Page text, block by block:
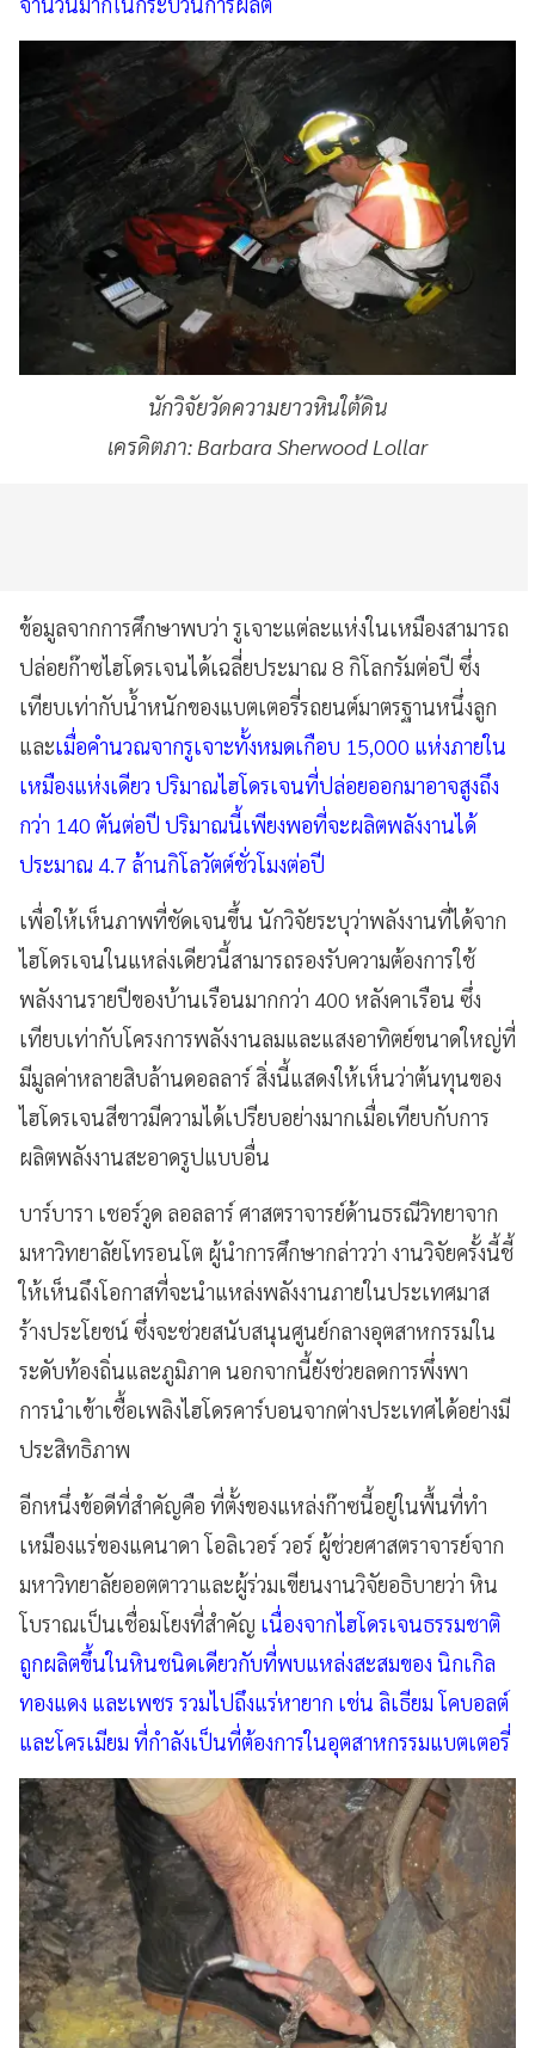
นักวิจัยวัดความยาวหินใต้ดิน
เครดิตภา: Barbara Sherwood Lollar
ข้อมูลจากการศึกษาพบว่า รูเจาะแต่ละแห่งในเหมืองสามารถ
ปล่อยก๊าซไฮโดรเจนได้เฉลี่ยประมาณ 8 กิโลกรัมต่อปี ซึ่ง
เทียบเท่ากับน้ำหนักของแบตเตอรี่รถยนต์มาตรฐานหนึ่งลูก
และเมื่อคำนวณจากรูเจาะทั้งหมดเกือบ 15,000 แห่งภายใน
เหมืองแห่งเดียว ปริมาณไฮโดรเจนที่ปล่อยออกมาอาจสูงถึง
กว่า 140 ตันต่อปี ปริมาณนี้เพียงพอที่จะผลิตพลังงานได้
ประมาณ 4.7 ล้านกิโลวัตต์ชั่วโมงต่อปี
เพื่อให้เห็นภาพที่ชัดเจนขึ้น นักวิจัยระบุว่าพลังงานที่ได้จาก
ไฮโดรเจนในแหล่งเดียวนี้สามารถรองรับความต้องการใช้
พลังงานรายปีของบ้านเรือนมากกว่า 400 หลังคาเรือน ซึ่ง
เทียบเท่ากับโครงการพลังงานลมและแสงอาทิตย์ขนาดใหญ่ที่
มีมูลค่าหลายสิบล้านดอลลาร์ สิ่งนี้แสดงให้เห็นว่าต้นทุนของ
ไฮโดรเจนสีขาวมีความได้เปรียบอย่างมากเมื่อเทียบกับการ
ผลิตพลังงานสะอาดรูปแบบอื่น
บาร์บารา เชอร์วูด ลอลลาร์ ศาสตราจารย์ด้านธรณีวิทยาจาก
มหาวิทยาลัยโทรอนโต ผู้นำการศึกษากล่าวว่า งานวิจัยครั้งนี้ชี้
ให้เห็นถึงโอกาสที่จะนำแหล่งพลังงานภายในประเทศมาส
ร้างประโยชน์ ซึ่งจะช่วยสนับสนุนศูนย์กลางอุตสาหกรรมใน
ระดับท้องถิ่นและภูมิภาค นอกจากนี้ยังช่วยลดการพึ่งพา
การนำเข้าเชื้อเพลิงไฮโดรคาร์บอนจากต่างประเทศได้อย่างมี
ประสิทธิภาพ
อีกหนึ่งข้อดีที่สำคัญคือ ที่ตั้งของแหล่งก๊าซนี้อยู่ในพื้นที่ทำ
เหมืองแร่ของแคนาดา โอลิเวอร์ วอร์ ผู้ช่วยศาสตราจารย์จาก
มหาวิทยาลัยออตตาวาและผู้ร่วมเขียนงานวิจัยอธิบายว่า หิน
โบราณเป็นเชื่อมโยงที่สำคัญ เนื่องจากไฮโดรเจนธรรมชาติ
ถูกผลิตขึ้นในหินชนิดเดียวกับที่พบแหล่งสะสมของ นิกเกิล
ทองแดง และเพชร รวมไปถึงแร่หายาก เช่น ลิเธียม โคบอลต์
และโครเมียม ที่กำลังเป็นที่ต้องการในอุตสาหกรรมแบตเตอรี่